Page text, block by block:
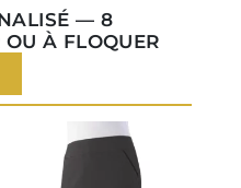
— 8
À FLOQUER